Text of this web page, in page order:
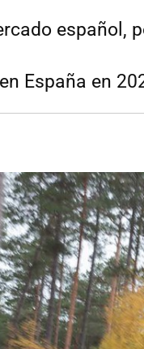
español,
España en